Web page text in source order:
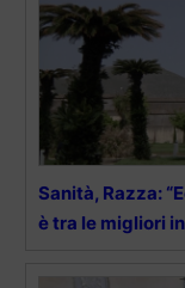
Sanità, Razza:
è tra le migliori in